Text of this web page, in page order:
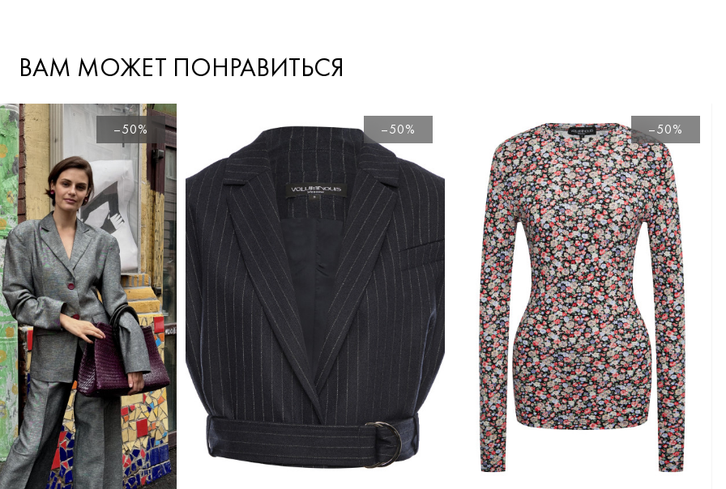
ВАМ МОЖЕТ ПОНРАВИТЬСЯ
–50% –50% –50%